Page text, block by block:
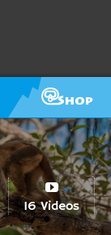
16 Videos